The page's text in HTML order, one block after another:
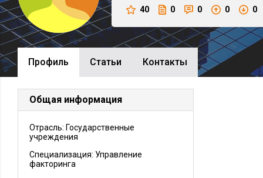
40 0 0 0 0
Профиль Cтатьи Контакты
Общая информация
Отрасль: Государственные
учреждения
Специализация: Управление
факторинга